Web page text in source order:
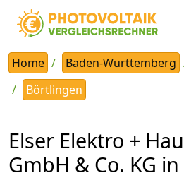
Home Baden-Württemberg
Börtlingen
Elser Elektro +
GmbH & Co. KG in